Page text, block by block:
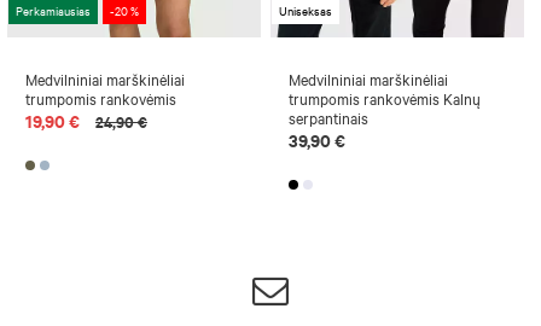
Perkamiausias -20 %
Medvilniniai marškinėliai
trumpomis rankovėmis
19,90 € 24,90 €
Uniseksas
Medvilniniai marškinėliai
trumpomis rankovėmis Kalnų
serpantinais
39,90 €